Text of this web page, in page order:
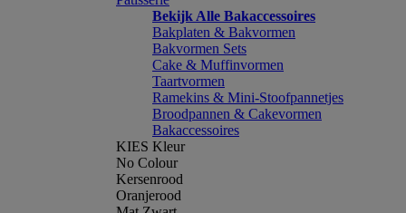
Bekijk Alle Bakaccessoires
Bakplaten & Bakvormen
Bakvormen Sets
Cake & Muffinvormen
Taartvormen
Ramekins & Mini-Stoofpannetjes
Broodpannen & Cakevormen
Bakaccessoires
KIES Kleur
No Colour
Kersenrood
Oranjerood